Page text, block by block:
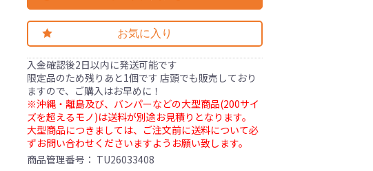
お気に入り
入金確認後2日以内に発送可能です
限定品のため残りあと1個です 店頭でも販売しており
ますので、ご購入はお早めに！
※沖縄・離島及び、バンパーなどの大型商品(200サイ
ズを超えるモノ)は送料が別途お見積りとなります。
大型商品につきましては、ご注文前に送料について必
ずお問い合わせくださいますようお願い致します。
商品管理番号： TU26033408